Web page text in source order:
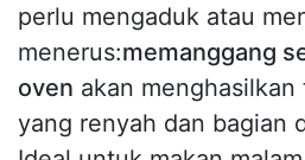
perlu mengaduk atau
menerus:memanggang
oven akan
yang renyah dan bagian